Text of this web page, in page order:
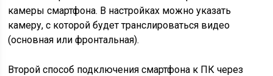
камеры смартфона. В настройках можно указать
камеру, с которой будет транслироваться видео
(основная или фронтальная).
Второй способ подключения смартфона к ПК через